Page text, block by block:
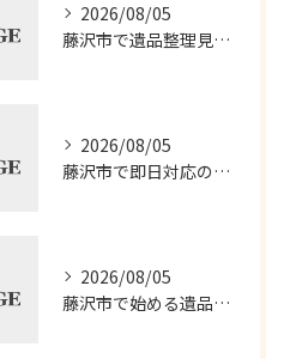
2026/08/05
藤沢市で遺品整理見積もりと料金を比較
2026/08/05
藤沢市で即日対応の遺品整理サービス徹底解説
2026/08/05
藤沢市で始める遺品整理相談の進め方